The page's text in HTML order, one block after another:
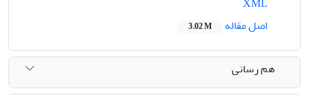
اصل مقاله
3.02 M
هم رسانی